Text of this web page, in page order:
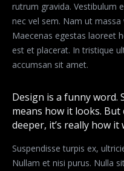
rutrum gravida. Vestibulum
nec vel sem. Nam ut
Maecenas egestas laoreet
est et placerat. In tristique
accumsan sit amet.
Design is a funny word.
means how it looks.
deeper, it’s really how it
Suspendisse turpis ex,
Nullam et nisi purus. Nulla